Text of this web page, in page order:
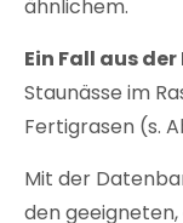
ähnlichem.
Ein Fall aus der
Staunässe im
Fertigrasen (s.
Mit der
den